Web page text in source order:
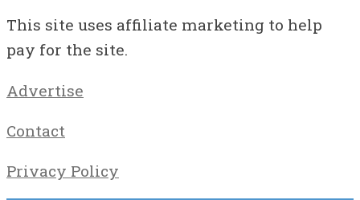
This site uses affiliate marketing to help
pay for the site.
Advertise
Contact
Privacy Policy